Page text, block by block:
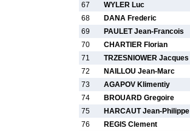
67
WYLER Luc
68
DANA Frederic
69
PAULET Jean-Francois
70
CHARTIER Florian
71
TRZESNIOWER Jacques
72
NAILLOU Jean-Marc
73
AGAPOV Klimentiy
74
BROUARD Gregoire
75
HARCAUT Jean-Philippe
76
REGIS Clement